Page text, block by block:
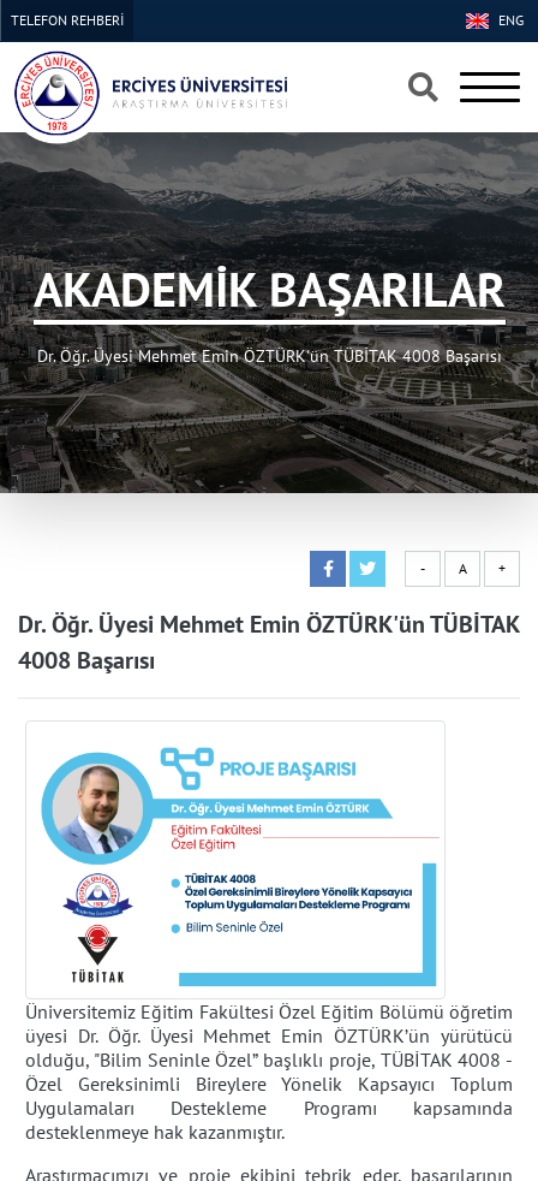
×
×
ENG
TELEFON REHBERİ
AKADEMİK BAŞARILAR
Dr. Öğr. Üyesi Mehmet Emin ÖZTÜRK'ün TÜBİTAK 4008 Başarısı
- A +
Dr. Öğr. Üyesi Mehmet Emin ÖZTÜRK'ün TÜBİTAK
4008 Başarısı
Üniversitemiz Eğitim Fakültesi Özel Eğitim Bölümü öğretim
üyesi Dr. Öğr. Üyesi Mehmet Emin ÖZTÜRK’ün yürütücü
olduğu, "Bilim Seninle Özel” başlıklı proje, TÜBİTAK 4008 -
Özel Gereksinimli Bireylere Yönelik Kapsayıcı Toplum
Uygulamaları Destekleme Programı kapsamında
desteklenmeye hak kazanmıştır.
Araştırmacımızı ve proje ekibini tebrik eder, başarılarının